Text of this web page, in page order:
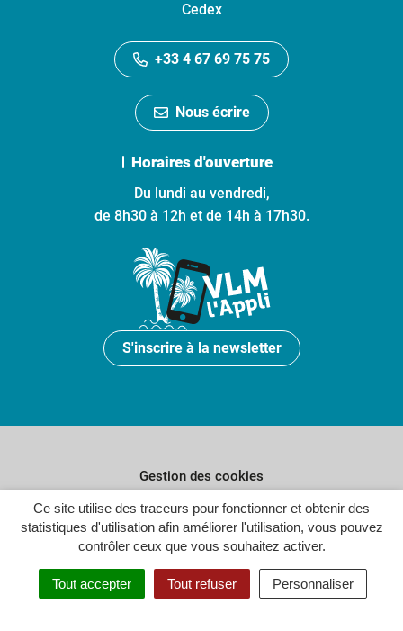
Ce site utilise des traceurs pour fonctionner et obtenir des
statistiques d'utilisation afin améliorer l'utilisation, vous pouvez
contrôler ceux que vous souhaitez activer.
Tout accepter Tout refuser Personnaliser
Cedex
+33 4 67 69 75 75
Nous écrire
Horaires d'ouverture
Du lundi au vendredi,
de 8h30 à 12h et de 14h à 17h30.
S'inscrire à la newsletter
Gestion des cookies
Plan du site
Politique de confidentialité
Crédits